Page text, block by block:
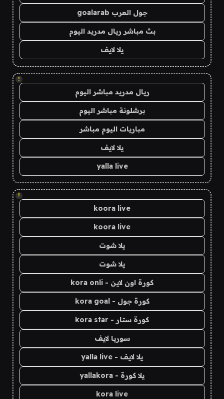
جول العرب goalarab
بث مباشر ريال مدريد اليوم
يلا لايف
!
ريال مدريد مباشر اليوم
برشلونة مباشر اليوم
مباريات اليوم مباشر
يلا لايف
yalla live
!
koora live
koora live
يلا شوت
يلا شوت
كورة اون لاين - kora onli
كورة جول - kora goal
كورة ستار - kora star
سوريا لايف
يلا لايف - yalla live
يلا كورة - yallakora
kora live